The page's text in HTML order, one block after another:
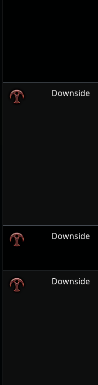
Downside
Downside
Downside